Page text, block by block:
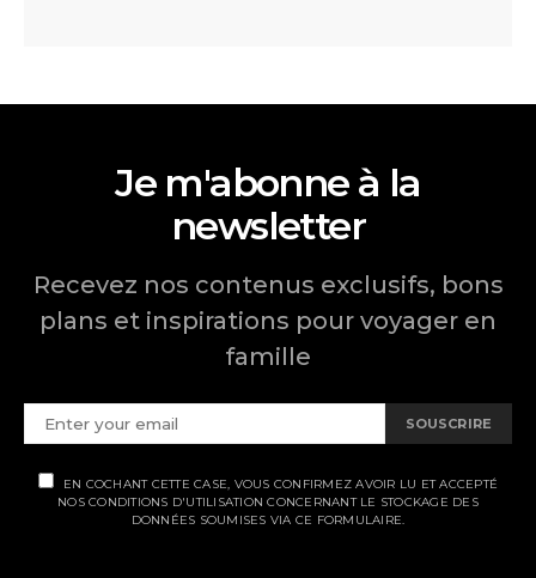
Je m'abonne à la
newsletter
Recevez nos contenus exclusifs, bons
plans et inspirations pour voyager en
famille
SOUSCRIRE
EN COCHANT CETTE CASE, VOUS CONFIRMEZ AVOIR LU ET ACCEPTÉ
NOS CONDITIONS D'UTILISATION CONCERNANT LE STOCKAGE DES
DONNÉES SOUMISES VIA CE FORMULAIRE.